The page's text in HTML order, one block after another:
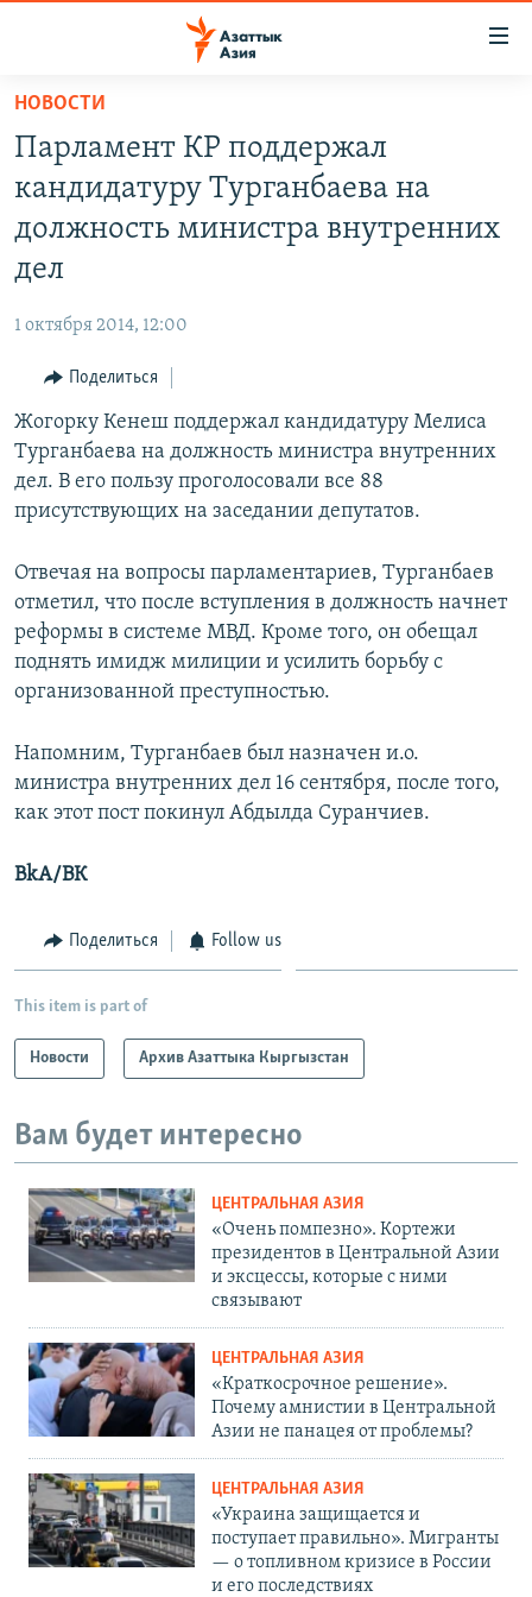
Вернуться
основному
содержанию
главной
Вернутся
поиску
КАЗАХСТАН
НОВОСТИ
ВОЙНА В УКРАИНЕ
КЫРГЫЗЧА
ЎЗБЕКЧА
ТОҶИКӢ
TÜRKMENÇE
ПОДПИШИТЕСЬ НА НАС В СОЦСЕТЯХ
Все сайты РСЕ/РС
НОВОСТИ
Парламент КР поддержал
кандидатуру Турганбаева на
должность министра внутренних
дел
1 октября 2014, 12:00
Поделиться
Жогорку Кенеш поддержал кандидатуру Мелиса
Турганбаева на должность министра внутренних
дел. В его пользу проголосовали все 88
присутствующих на заседании депутатов.
Отвечая на вопросы парламентариев, Турганбаев
отметил, что после вступления в должность начнет
реформы в системе МВД. Кроме того, он обещал
поднять имидж милиции и усилить борьбу с
организованной преступностью.
Напомним, Турганбаев был назначен и.о.
министра внутренних дел 16 сентября, после того,
как этот пост покинул Абдылда Суранчиев.
BkA/ВК
Поделиться Follow us
This item is part of
Новости Архив Азаттыка Кыргызстан
Вам будет интересно
ЦЕНТРАЛЬНАЯ АЗИЯ
«Очень помпезно». Кортежи
президентов в Центральной Азии
и эксцессы, которые с ними
связывают
ЦЕНТРАЛЬНАЯ АЗИЯ
«Краткосрочное решение».
Почему амнистии в Центральной
Азии не панацея от проблемы?
ЦЕНТРАЛЬНАЯ АЗИЯ
«Украина защищается и
поступает правильно». Мигранты
— о топливном кризисе в России
и его последствиях